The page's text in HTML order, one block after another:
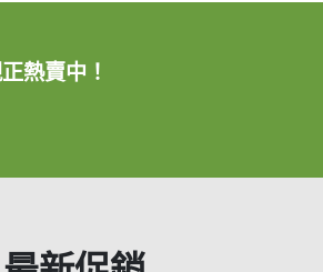
熱賣中！